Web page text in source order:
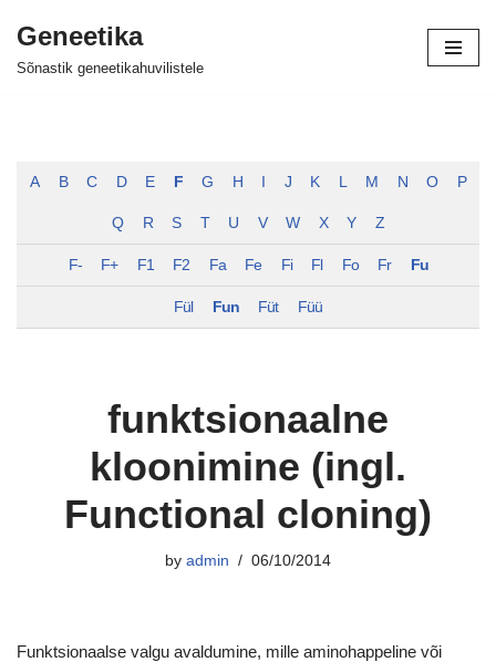
Skip
Geneetika
Sõnastik geneetikahuvilistele
A B C D E F G H J K L M N O P
Q R S T U V W X Y Z
F- F+ F1 F2 Fa Fe Fi Fl Fo Fr Fu
Fül Fun Füt Füü
funktsionaalne
kloonimine (ingl.
Functional cloning)
by admin 06/10/2014
Funktsionaalse valgu avaldumine, mille aminohappeline või